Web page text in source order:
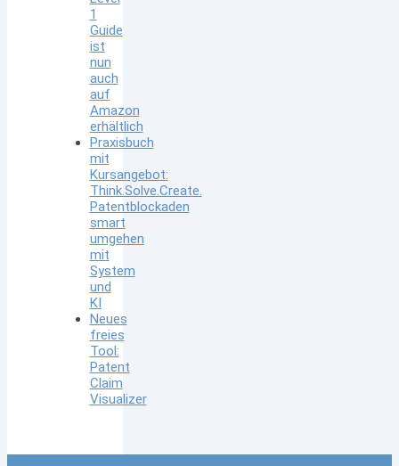
1
Guide
ist
nun
auch
auf
Amazon
erhältlich
Praxisbuch
mit
Kursangebot:
Think.Solve.Create.
Patentblockaden
smart
umgehen
mit
System
und
KI
Neues
freies
Tool:
Patent
Claim
Visualizer